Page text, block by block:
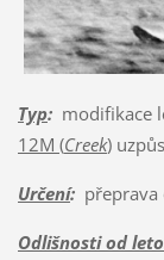
Typ:modifikace
12M (Creek)
Určení:přeprava
Odlišnosti od